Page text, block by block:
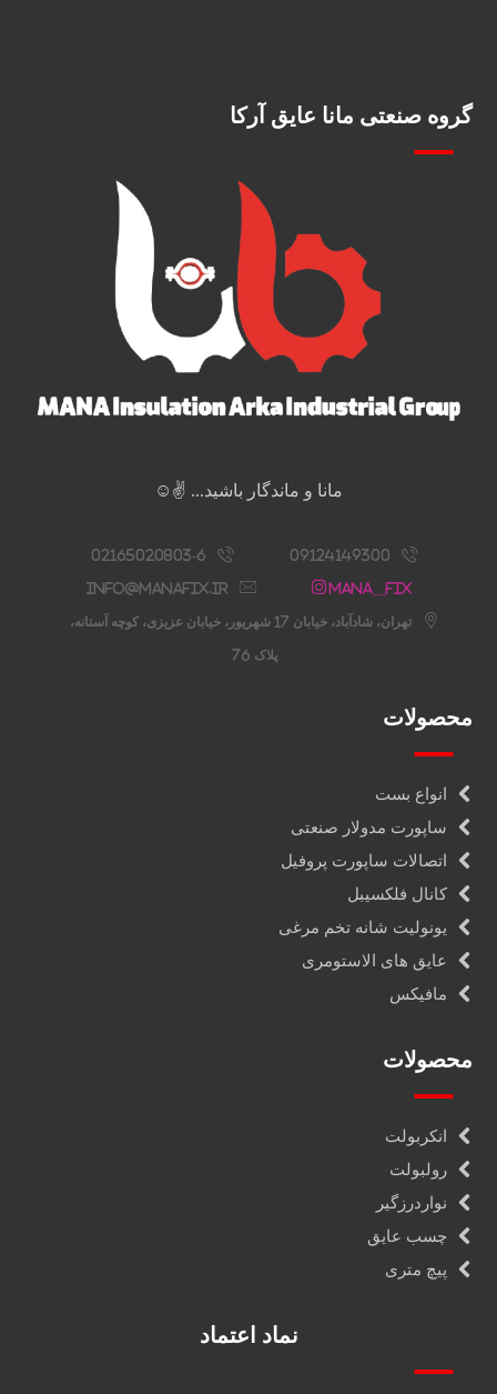
گروه صنعتی مانا عایق آرکا
مانا و ماندگار باشید... ✌️☺️
09124149300
02165020803-6
Mana__fix
info@manafix.ir
تهران، شادآباد، خیابان 17 شهریور، خیابان عزیزی، کوچه آستانه،
پلاک 76
محصولات
انواع بست
ساپورت مدولار صنعتی
اتصالات ساپورت پروفیل
کانال فلکسیبل
یونولیت شانه تخم مرغی
عایق های الاستومری
مافیکس
محصولات
انکربولت
رولبولت
نواردرزگیر
چسب عایق
پیچ متری
نماد اعتماد